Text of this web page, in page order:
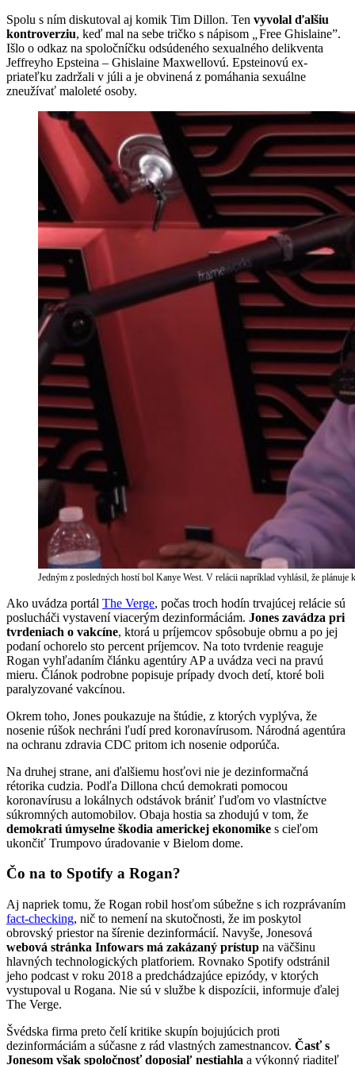
Spolu s ním diskutoval aj komik Tim Dillon. Ten vyvolal ďalšiu
kontroverziu, keď mal na sebe tričko s nápisom
Free Ghislaine”.
Išlo o odkaz na spoločníčku odsúdeného sexualného delikventa
Jeffreyho Epsteina – Ghislaine Maxwellovú. Epsteinovú ex-
priateľku zadržali v júli a je obvinená z pomáhania sexuálne
zneužívať maloleté osoby.
Jedným z posledných hostí bol Kanye West. V relácii napríklad vyhlásil, že
Ako uvádza portál The Verge, počas troch hodín trvajúcej relácie sú
poslucháči vystavení viacerým dezinformáciám. Jones zavádza pri
tvrdeniach o vakcíne, ktorá u príjemcov spôsobuje obrnu a po jej
podaní ochorelo sto percent príjemcov. Na toto tvrdenie reaguje
Rogan vyhľadaním článku agentúry AP a uvádza veci na pravú
mieru. Článok podrobne popisuje prípady dvoch detí, ktoré boli
paralyzované vakcínou.
Okrem toho, Jones poukazuje na štúdie, z ktorých vyplýva, že
nosenie rúšok nechráni ľudí pred koronavírusom. Národná agentúra
na ochranu zdravia CDC pritom ich nosenie odporúča.
Na druhej strane, ani ďalšiemu hosťovi nie je dezinformačná
rétorika cudzia. Podľa Dillona chcú demokrati pomocou
koronavírusu a lokálnych odstávok brániť ľuďom vo vlastníctve
súkromných automobilov. Obaja hostia sa zhodujú v tom, že
demokrati úmyselne škodia americkej ekonomike s cieľom
ukončiť Trumpovo úradovanie v Bielom dome.
Čo na to Spotify a Rogan?
Aj napriek tomu, že Rogan robil hosťom súbežne s ich rozprávaním
fact-checking, nič to nemení na skutočnosti, že im poskytol
obrovský priestor na šírenie dezinformácií. Navyše, Jonesová
webová stránka Infowars má zakázaný prístup na väčšinu
hlavných technologických platforiem. Rovnako Spotify odstránil
jeho podcast v roku 2018 a predchádzajúce epizódy, v ktorých
vystupoval u Rogana. Nie sú v službe k dispozícii, informuje ďalej
The Verge.
Švédska firma preto čelí kritike skupín bojujúcich proti
dezinformáciám a súčasne z rád vlastných zamestnancov. Časť s
Jonesom však spoločnosť doposiaľ nestiahla a výkonný riaditeľ